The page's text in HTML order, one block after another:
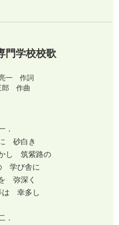
門学校校歌
一 作詞
郎 作曲
．
砂白き
し 筑紫路の
学び舎に
弥深く
は 幸多し
．